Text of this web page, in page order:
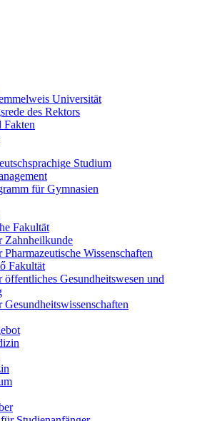
Universität
des Rektors
Fakten
Studium
für Gymnasien
Fakultät
Zahnheilkunde
Wissenschaften
Fakultät
öffentliches Gesundheitswesen und